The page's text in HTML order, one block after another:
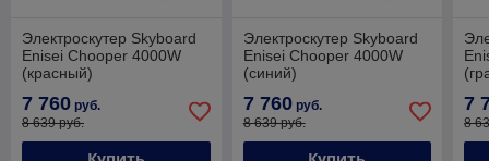
Электроскутер Skyboard
Enisei Chooper 4000W
(красный)
7 760 руб.
8 639 руб.
Электроскутер Skyboard
Enisei Chooper 4000W
(синий)
7 760руб.
8 639 руб.
7
8